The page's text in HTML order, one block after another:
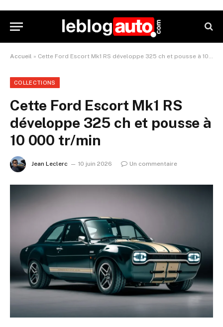
Accueil » Cette Ford Escort Mk1 RS développe 325 ch et pousse à 10 000 tr/min
COLLECTIONS
Cette Ford Escort Mk1 RS
développe 325 ch et pousse à
10 000 tr/min
Jean Leclerc 10 juin 2026 Un commentaire